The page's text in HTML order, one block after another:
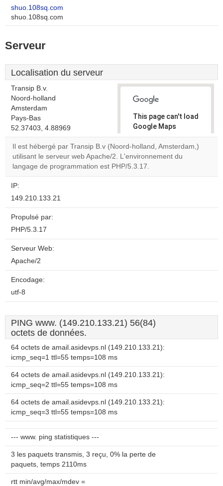
shuo.108sq.com
shuo.108sq.com
Serveur
Localisation du serveur
Transip B.v.
Noord-holland
Amsterdam
Pays-Bas
52.37403, 4.88969
This page can't load
Google Maps
correctly.
Do you
own this
Il est hébergé par Transip B.v (Noord-holland, Amsterdam,)
utilisant le serveur web Apache/2. L'environnement du
langage de programmation est PHP/5.3.17.
IP:
149.210.133.21
Propulsé par:
PHP/5.3.17
Serveur Web:
Apache/2
Encodage:
utf-8
PING www. (149.210.133.21) 56(84)
octets de données.
64 octets de amail.asidevps.nl (149.210.133.21):
icmp_seq=1 ttl=55 temps=108 ms
64 octets de amail.asidevps.nl (149.210.133.21):
icmp_seq=2 ttl=55 temps=108 ms
64 octets de amail.asidevps.nl (149.210.133.21):
icmp_seq=3 ttl=55 temps=108 ms
--- www. ping statistiques ---
3 les paquets transmis, 3 reçu, 0% la perte de
paquets, temps 2110ms
rtt min/avg/max/mdev =